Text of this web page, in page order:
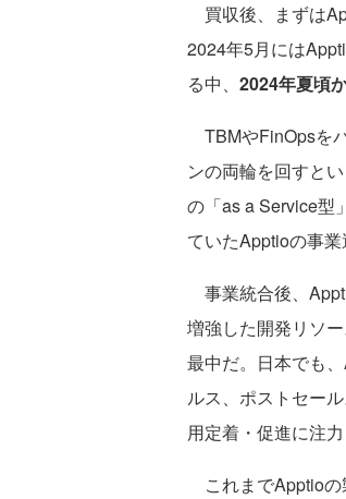
買収後、まずは
2024年5月には
る中、 2024年夏頃
TBMやFinOpsを
ンの両輪を回すと
の「as a Service型
ていたApptioの事業
事業統合後、
増強した開発リソ
最中だ。日本でも
ルス、ポストセー
用定着・促進に注
これまでApptioの